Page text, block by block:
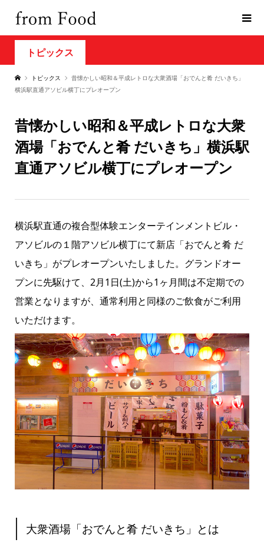
トピックス
トピックス
昔懐かしい昭和＆平成レトロな大衆酒場「おでんと肴 だいきち」
横浜駅直通アソビル横丁にプレオープン
昔懐かしい昭和＆平成レトロな大衆
酒場「おでんと肴 だいきち」横浜駅
直通アソビル横丁にプレオープン
横浜駅直通の複合型体験エンターテインメントビル・
アソビルの１階アソビル横丁にて新店「おでんと肴 だ
いきち」がプレオープンいたしました。グランドオー
プンに先駆けて、2月1日(土)から1ヶ月間は不定期での
営業となりますが、通常利用と同様のご飲食がご利用
いただけます。
大衆酒場「おでんと肴 だいきち」とは